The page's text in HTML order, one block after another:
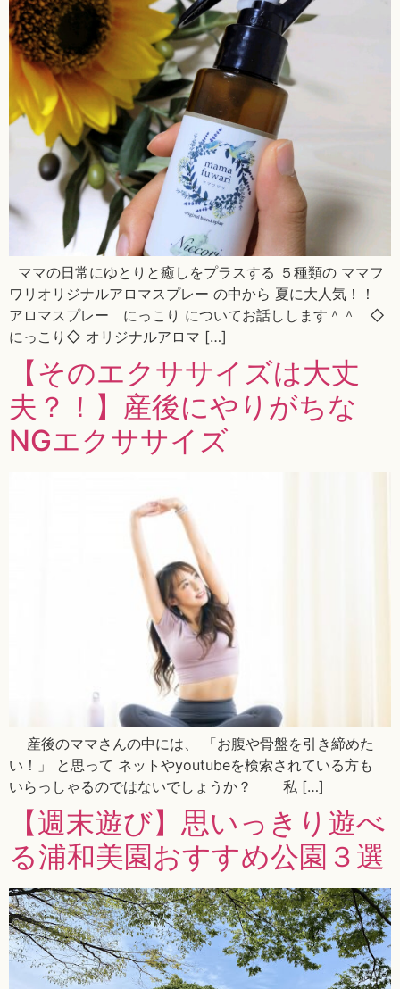
ママの日常にゆとりと癒しをプラスする ５種類の ママフ
ワリオリジナルアロマスプレー の中から 夏に大人気！！
アロマスプレー にっこり についてお話しします＾＾ ◇
にっこり◇ オリジナルアロマ […]
【そのエクササイズは大丈
夫？！】産後にやりがちな
NGエクササイズ
産後のママさんの中には、 「お腹や骨盤を引き締めた
い！」 と思って ネットやyoutubeを検索されている方も
いらっしゃるのではないでしょうか？ 私 […]
【週末遊び】思いっきり遊べ
る浦和美園おすすめ公園３選